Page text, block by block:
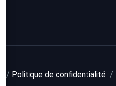
/ Politique de confidentialité /